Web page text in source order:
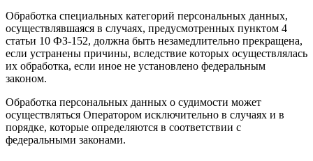
Обработка специальных категорий персональных данных,
осуществлявшаяся в случаях, предусмотренных пунктом 4
статьи 10 ФЗ-152, должна быть незамедлительно прекращена,
если устранены причины, вследствие которых осуществлялась
их обработка, если иное не установлено федеральным
законом.
Обработка персональных данных о судимости может
осуществляться Оператором исключительно в случаях и в
порядке, которые определяются в соответствии с
федеральными законами.